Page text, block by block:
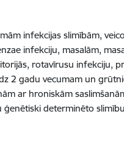
infekcijas slimībām,
infekciju, masalām,
rotavīrusu infekciju,
2 gadu vecumam un
ar hroniskām
determinēto